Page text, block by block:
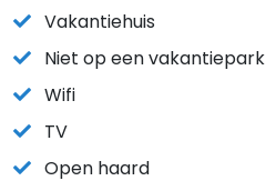
Vakantiehuis
Niet op een vakantiepark
Wifi
TV
Open haard